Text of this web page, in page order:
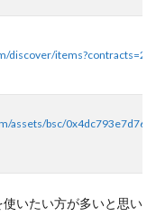
discover/
assets/bsc/
いたい方が多いと思い